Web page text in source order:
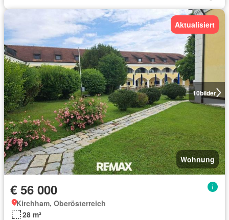
10bilder
Aktualisiert
Wohnung
€ 56 000
Kirchham, Oberösterreich
28 m²